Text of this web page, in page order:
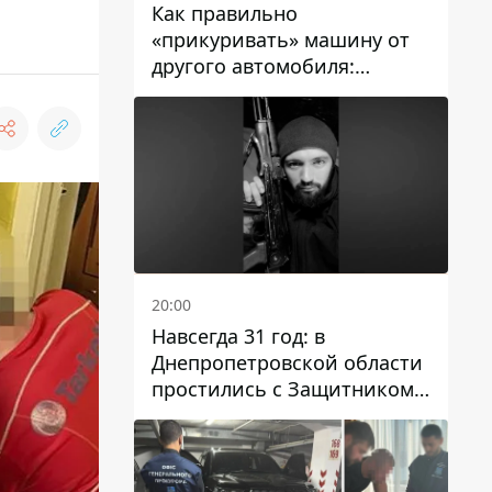
Как правильно
«прикуривать» машину от
другого автомобиля:
инструкция для водителей
20:00
Навсегда 31 год: в
Днепропетровской области
простились с Защитником
Александром Репиным